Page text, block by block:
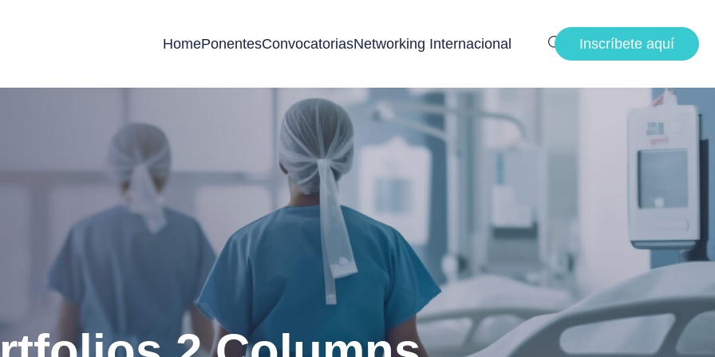
HomePonentesConvocatoriasNetworking Internacional Inscríbete aquí